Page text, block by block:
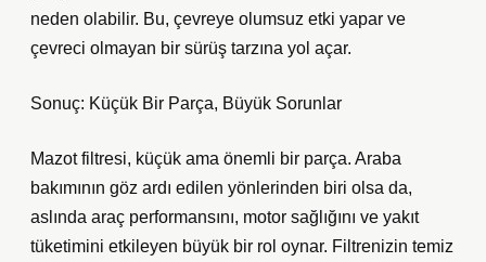
neden olabilir. Bu, çevreye olumsuz etki yapar ve
çevreci olmayan bir sürüş tarzına yol açar.
Sonuç: Küçük Bir Parça, Büyük Sorunlar
Mazot filtresi, küçük ama önemli bir parça. Araba
bakımının göz ardı edilen yönlerinden biri olsa da,
aslında araç performansını, motor sağlığını ve yakıt
tüketimini etkileyen büyük bir rol oynar. Filtrenizin temiz